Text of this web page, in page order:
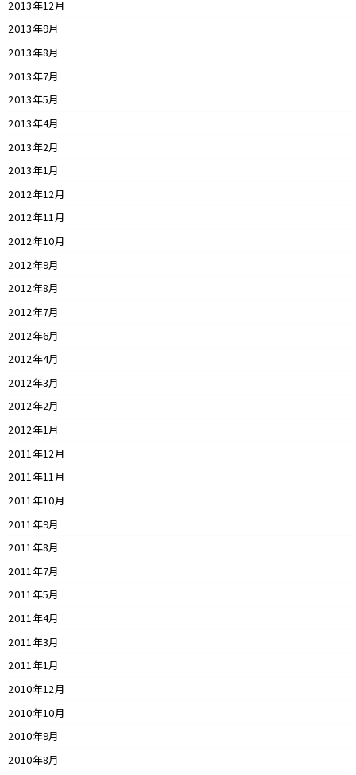
2013年12月
2013年9月
2013年8月
2013年7月
2013年5月
2013年4月
2013年2月
2013年1月
2012年12月
2012年11月
2012年10月
2012年9月
2012年8月
2012年7月
2012年6月
2012年4月
2012年3月
2012年2月
2012年1月
2011年12月
2011年11月
2011年10月
2011年9月
2011年8月
2011年7月
2011年5月
2011年4月
2011年3月
2011年1月
2010年12月
2010年10月
2010年9月
2010年8月